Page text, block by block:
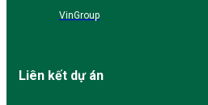
VinGroup
Liên kết dự án